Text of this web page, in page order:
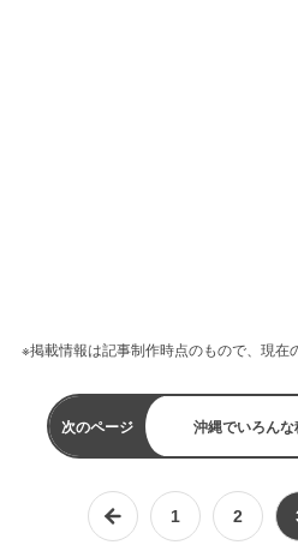
※掲載情報は記事制作時点のもので、現在
次のページ 沖縄でいろん
1 2